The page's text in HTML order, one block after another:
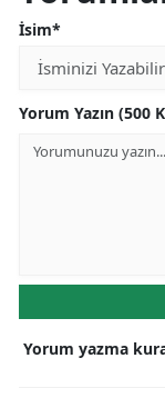
İsim*
Yorum Yazın (500
Yorum yazma